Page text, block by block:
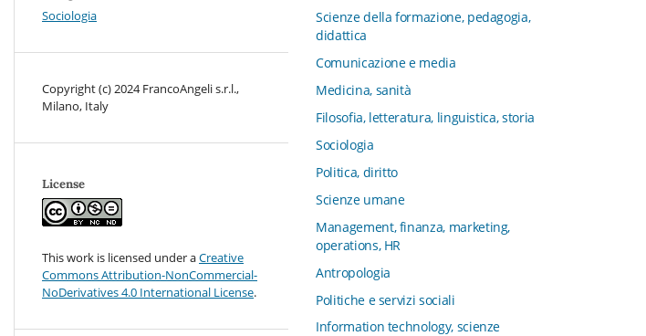
Sociologia
Copyright (c) 2024 FrancoAngeli s.r.l.,
Milano, Italy
License
This work is licensed under aCreative
Commons Attribution-NonCommercial-
NoDerivatives 4.0 International License.
tra tradizioni, storia e diritto
Collana del Dipartimento di Scienze
Aziendali, Management e Innovation
Sociologia e Diritto dell’Economia
Università di Bologna
Collana di Clinica della formazione
Collana di Ragioneria ed Economia
Aziendale - SIDREA
Collana di Storia delle istituzioni
l’Infanzia
Scienze della formazione, pedagogia,
didattica
Comunicazione e media
Medicina, sanità
Filosofia, letteratura, linguistica, storia
Sociologia
Politica, diritto
Scienze umane
Management, finanza, marketing,
operations, HR
Antropologia
Politiche e servizi sociali
Information technology, scienze